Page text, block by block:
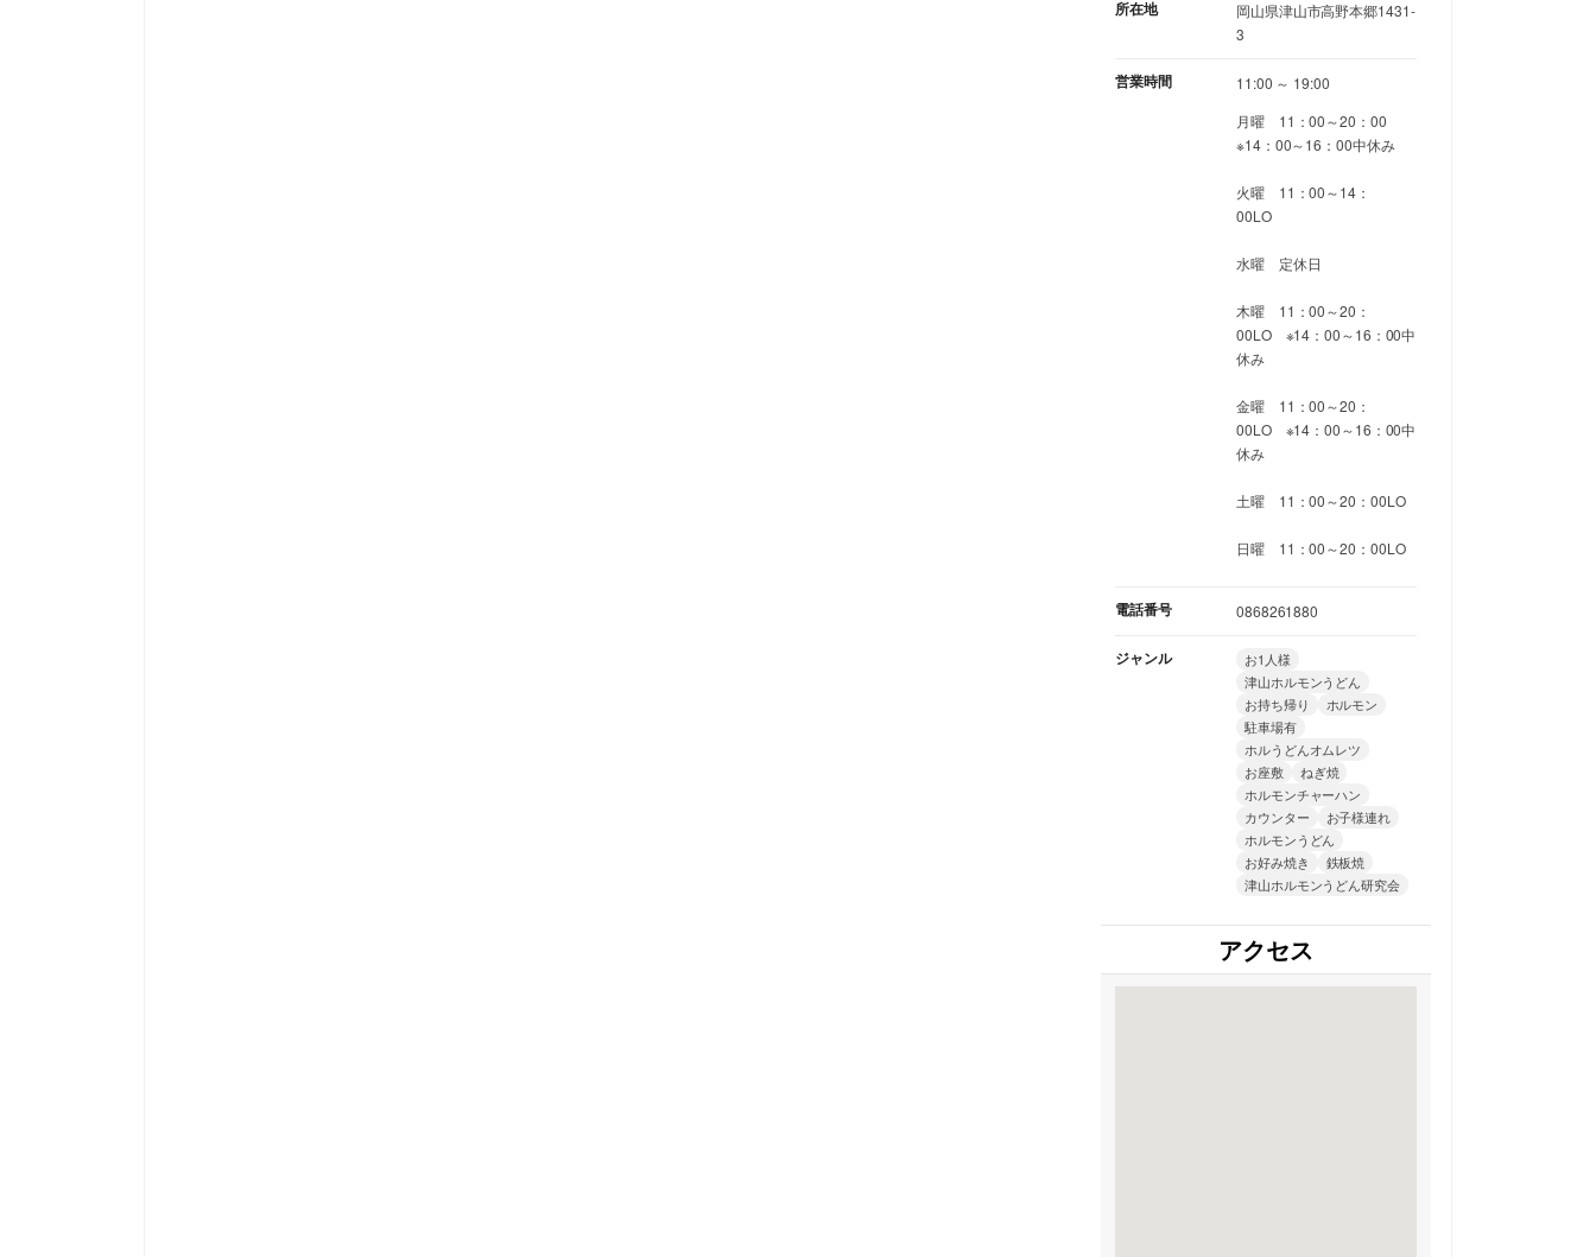
所在地
岡山県津山市高野本郷1431-
3
営業時間
11:00 ～ 19:00
月曜 11：00～20：00
※14：00～16：00中休み
火曜 11：00～14：
00LO
水曜 定休日
木曜 11：00～20：
00LO ※14：00～16：00中
休み
金曜 11：00～20：
00LO ※14：00～16：00中
休み
土曜 11：00～20：00LO
日曜 11：00～20：00LO
電話番号 0868261880
ジャンル
お1人様
津山ホルモンうどん
お持ち帰り
ホルモン
駐車場有
ホルうどんオムレツ
お座敷
ねぎ焼
ホルモンチャーハン
カウンター
お子様連れ
ホルモンうどん
お好み焼き
鉄板焼
津山ホルモンうどん研究会
アクセス